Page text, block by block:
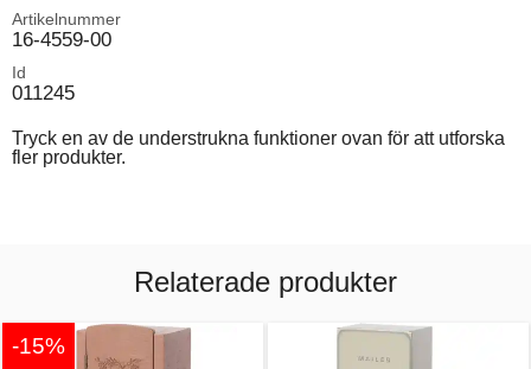
Artikelnummer
16-4559-00
Id
011245
Tryck en av de understrukna funktioner ovan för att utforska
fler produkter.
Relaterade produkter
-15%